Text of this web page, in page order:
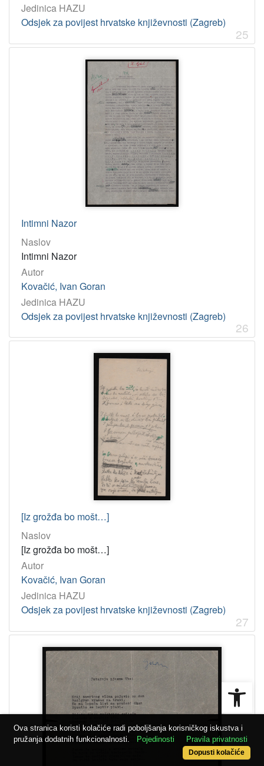
Jedinica HAZU
Odsjek za povijest hrvatske književnosti (Zagreb)
25
Intimni Nazor
Naslov
Intimni Nazor
Autor
Kovačić, Ivan Goran
Jedinica HAZU
Odsjek za povijest hrvatske književnosti (Zagreb)
26
[Iz grožđa bo mošt…]
Naslov
[Iz grožđa bo mošt…]
Autor
Kovačić, Ivan Goran
Jedinica HAZU
Odsjek za povijest hrvatske književnosti (Zagreb)
27
Ova stranica koristi kolačiće radi poboljšanja korisničkog iskustva i
pružanja dodatnih funkcionalnosti.
Pojedinosti Pravila privatnosti
Dopusti kolačiće